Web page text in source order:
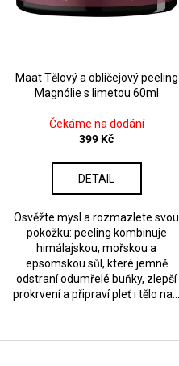
Maat Tělový a obličejový peeling
Magnólie s limetou 60ml
Čekáme na dodání
399 Kč
DETAIL
Osvěžte mysl a rozmazlete svou
pokožku: peeling kombinuje
himálajskou, mořskou a
epsomskou sůl, které jemně
odstraní odumřelé buňky, zlepší
prokrvení a připraví pleť i tělo na...